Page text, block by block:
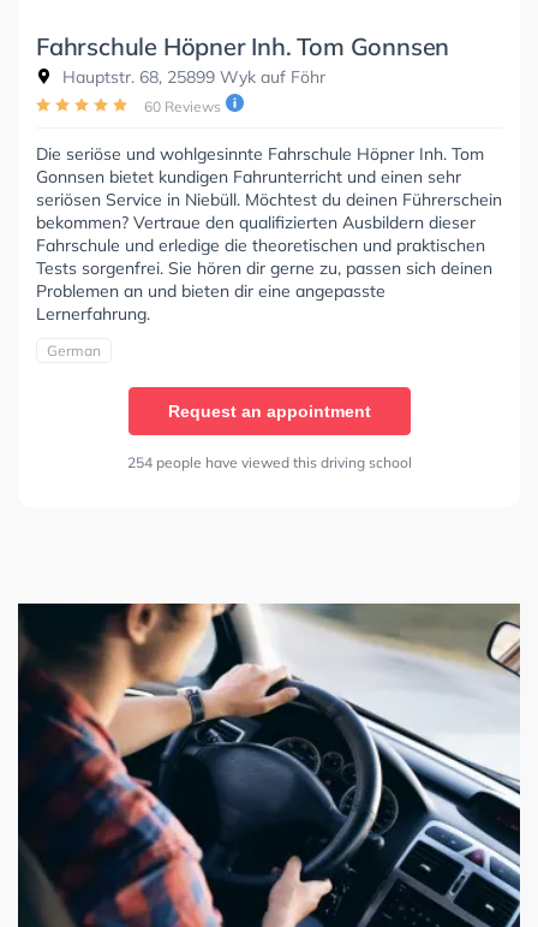
Fahrschule Höpner Inh. Tom Gonnsen
Hauptstr. 68, 25899 Wyk auf Föhr
60 Reviews
Die seriöse und wohlgesinnte Fahrschule Höpner Inh. Tom
Gonnsen bietet kundigen Fahrunterricht und einen sehr
seriösen Service in Niebüll. Möchtest du deinen Führerschein
bekommen? Vertraue den qualifizierten Ausbildern dieser
Fahrschule und erledige die theoretischen und praktischen
Tests sorgenfrei. Sie hören dir gerne zu, passen sich deinen
Problemen an und bieten dir eine angepasste
Lernerfahrung.
German
Request an appointment
254 people have viewed this driving school